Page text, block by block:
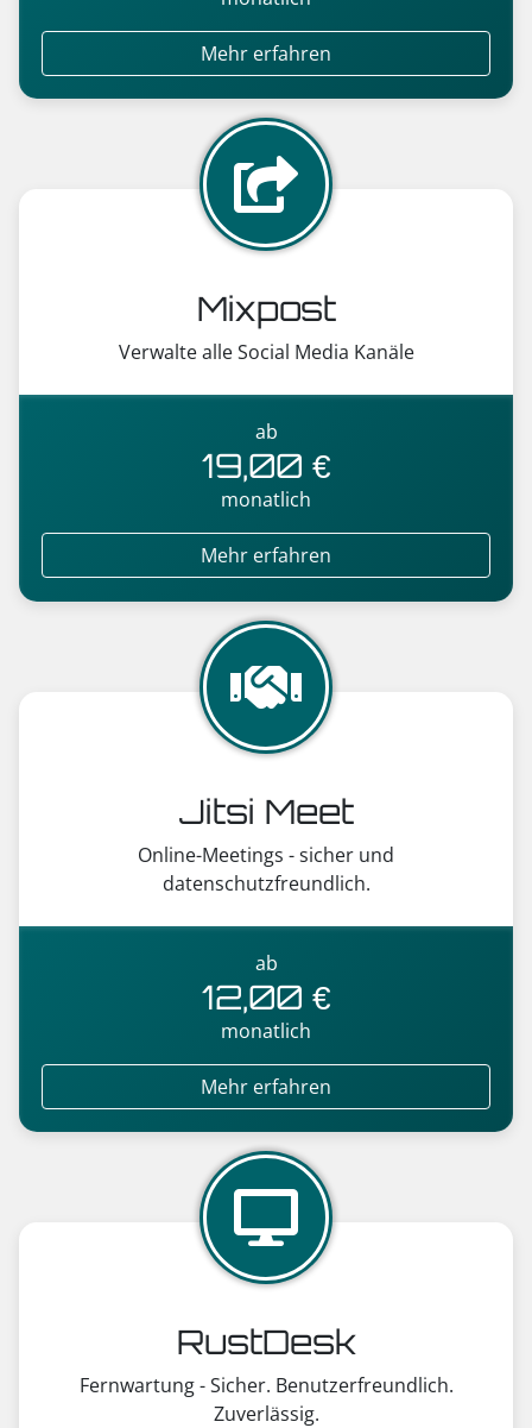
Mehr erfahren
Mixpost
Verwalte alle Social Media Kanäle
ab
19,00 €
monatlich
Mehr erfahren
Jitsi Meet
Online-Meetings - sicher und
datenschutzfreundlich.
ab
12,00 €
monatlich
Mehr erfahren
RustDesk
Fernwartung - Sicher. Benutzerfreundlich.
Zuverlässig.